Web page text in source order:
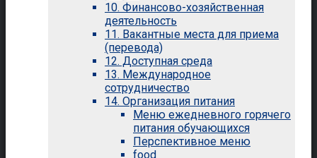
10. Финансово-хозяйственная
деятельность
11. Вакантные места для приема
(перевода)
12. Доступная среда
13. Международное
сотрудничество
14. Организация питания
Меню ежедневного горячего
питания обучающихся
Перспективное меню
food